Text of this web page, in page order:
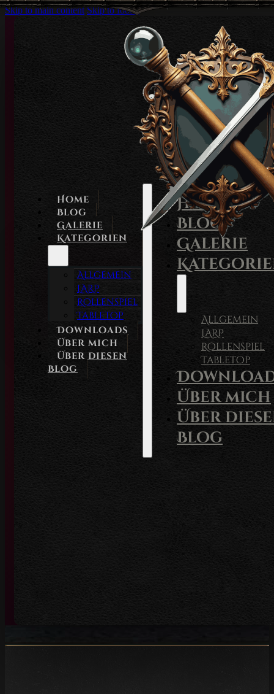
Skip to main content Skip to footer
Home
Blog
Galerie
Kategorien
Allgemein
LARP
Rollenspiel
Tabletop
Downloads
Über mich
Über diesen
Blog
Home
Blog
Galerie
Allgemein
LARP
Rollenspiel
Tabletop
Über mich
Über
Blog